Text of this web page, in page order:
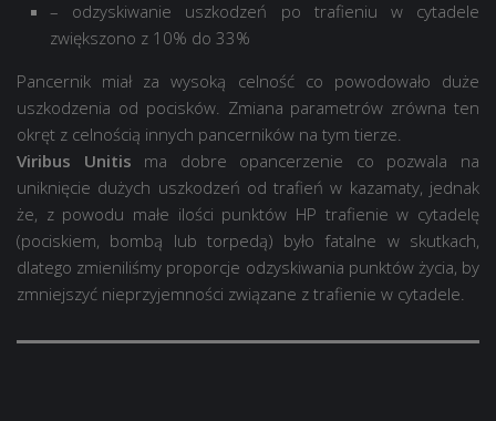
– odzyskiwanie uszkodzeń po trafieniu w cytadele
zwiększono z 10% do 33%
Pancernik miał za wysoką celność co powodowało duże
uszkodzenia od pocisków. Zmiana parametrów zrówna ten
okręt z celnością innych pancerników na tym tierze.
Viribus Unitis ma dobre opancerzenie co pozwala na
uniknięcie dużych uszkodzeń od trafień w kazamaty, jednak
że, z powodu małe ilości punktów HP trafienie w cytadelę
(pociskiem, bombą lub torpedą) było fatalne w skutkach,
dlatego zmieniliśmy proporcje odzyskiwania punktów życia, by
zmniejszyć nieprzyjemności związane z trafienie w cytadele.